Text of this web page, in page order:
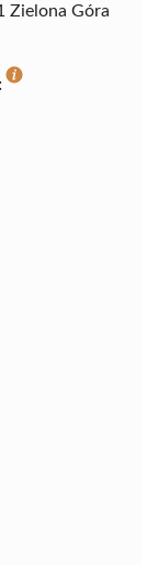
Zielona Góra